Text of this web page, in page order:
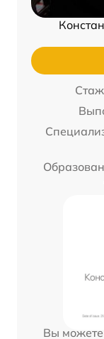
Вы можете